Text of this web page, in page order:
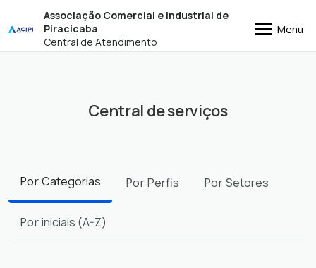
Associação Comercial e Industrial de
Piracicaba
Central de Atendimento
Menu
Central de serviços
PorCategorias PorPerfis PorSetores
Poriniciais (A-Z)